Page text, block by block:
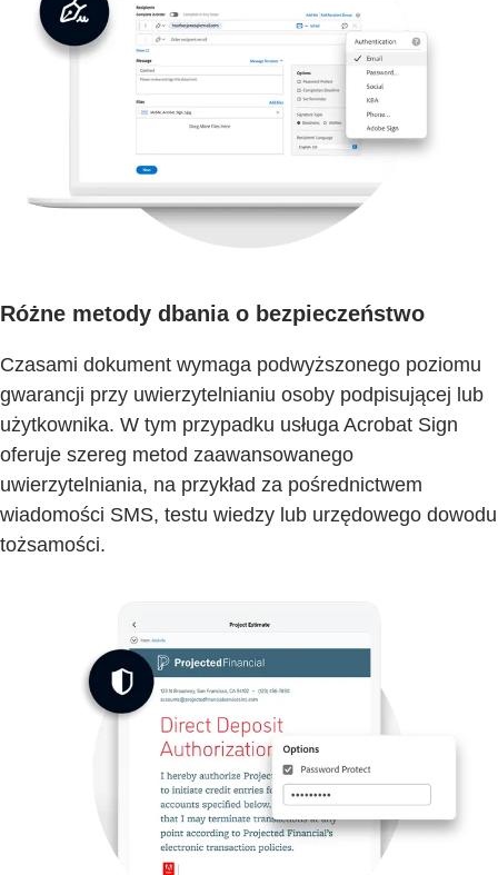
Różne metody dbania o bezpieczeństwo
Czasami dokument wymaga podwyższonego poziomu
gwarancji przy uwierzytelnianiu osoby podpisującej lub
użytkownika. W tym przypadku usługa Acrobat Sign
oferuje szereg metod zaawansowanego
uwierzytelniania, na przykład za pośrednictwem
wiadomości SMS, testu wiedzy lub urzędowego dowodu
tożsamości.